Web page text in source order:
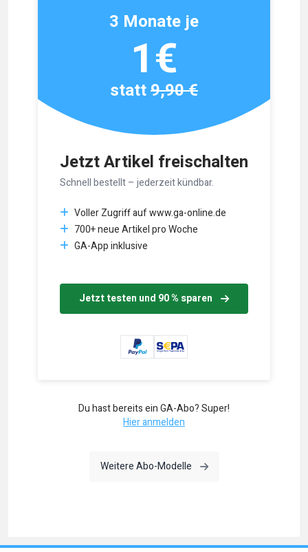
Jetzt Artikel freischalten
Schnell bestellt – jederzeit kündbar.
Voller Zugriff auf www.ga-online.de
700+ neue Artikel pro Woche
GA-App inklusive
Jetzt testen und 90 % sparen
3 Monate je
1€
statt9,90 €
Du hast bereits ein GA-Abo? Super!
Hier anmelden
Weitere Abo-Modelle